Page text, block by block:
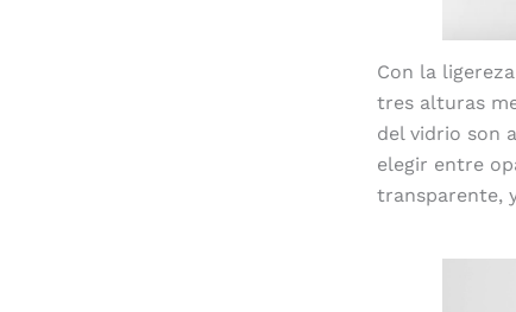
Con la
tres alturas
del vidrio son
elegir entre
transparente,